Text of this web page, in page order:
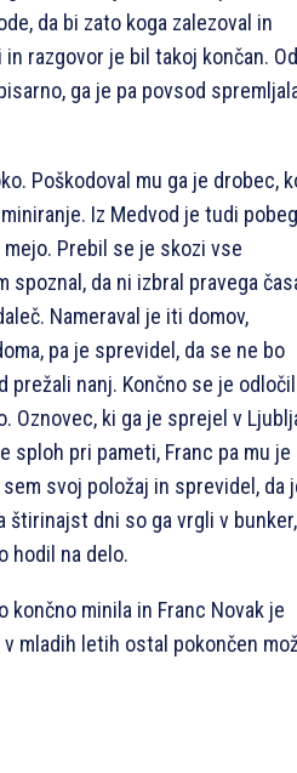
da bi zato koga zalezoval in
razgovor je bil takoj končan. Od
ga je pa povsod
Poškodoval mu ga je drobec,
Iz Medvod je tudi
Prebil se je skozi vse
da ni izbral pravega
Nameraval je iti domov,
pa je sprevidel, da se ne bo
prežali nanj. Končno se je
Oznovec, ki ga je sprejel v
sploh pri pameti, Franc pa mu je
svoj položaj in sprevidel, da
štirinajst dni so ga vrgli v bunker,
hodil na delo.
končno minila in Franc Novak je
mladih letih ostal pokončen